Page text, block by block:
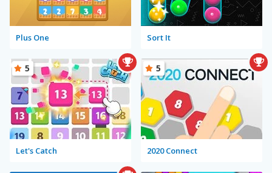
Plus One Sort It
Let's Catch
5
2020 Connect
5